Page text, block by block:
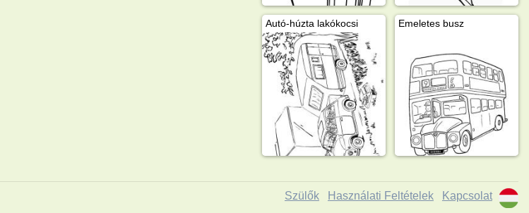
Autó-húzta lakókocsi Emeletes busz
Szülők Használati Feltételek Kapcsolat